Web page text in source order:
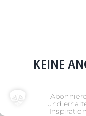
KEINE
und